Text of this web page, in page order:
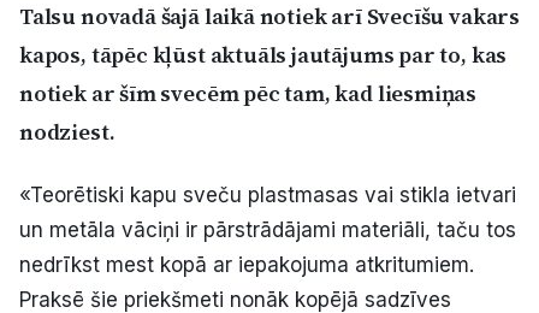
Reklāma
Kontakti
Ziņo redakcijai
Talsu novadā šajā laikā notiek arī Svecīšu vakars
kapos, tāpēc kļūst aktuāls jautājums par to, kas
notiek ar šīm svecēm pēc tam, kad liesmiņas
nodziest.
«Teorētiski kapu sveču plastmasas vai stikla ietvari
un metāla vāciņi ir pārstrādājami materiāli, taču tos
nedrīkst mest kopā ar iepakojuma atkritumiem.
Praksē šie priekšmeti nonāk kopējā sadzīves